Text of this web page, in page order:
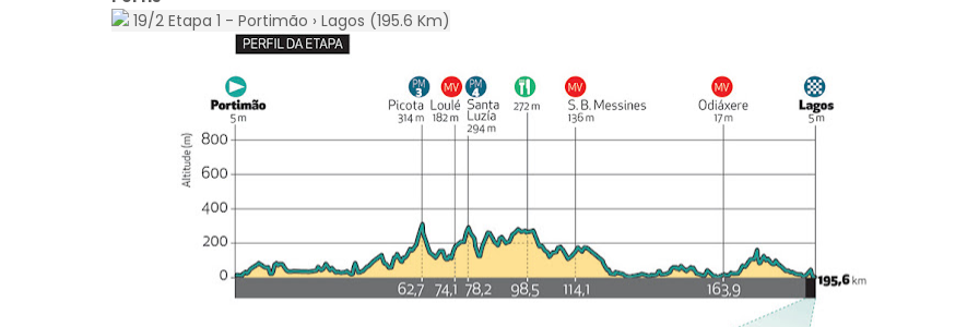
19/2 Etapa 1 - Portimão › Lagos (195.6 Km)